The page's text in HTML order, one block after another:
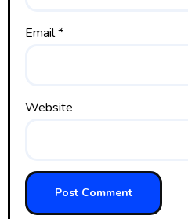
Email*
Website